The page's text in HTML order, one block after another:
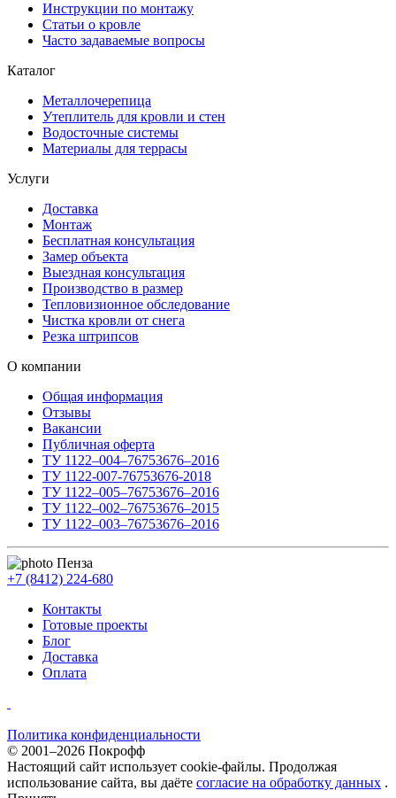
Инструкции по монтажу
Статьи о кровле
Часто задаваемые вопросы
Каталог
Металлочерепица
Утеплитель для кровли и стен
Водосточные системы
Материалы для террасы
Услуги
Доставка
Монтаж
Бесплатная консультация
Замер объекта
Выездная консультация
Производство в размер
Тепловизионное обследование
Чистка кровли от снега
Резка штрипсов
О компании
Общая информация
Отзывы
Вакансии
Публичная оферта
ТУ 1122–004–76753676–2016
ТУ 1122-007-76753676-2018
ТУ 1122–005–76753676–2016
ТУ 1122–002–76753676–2015
ТУ 1122–003–76753676–2016
Пенза
+7 (8412) 224-680
Контакты
Готовые проекты
Блог
Доставка
Оплата
Политика конфиденциальности
© 2001–2026 Покрофф
Настоящий сайт использует cookie-файлы. Продолжая
использование сайта, вы даёте согласие на обработку данных .